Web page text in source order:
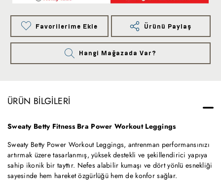
Favorilerime Ekle Ürünü Paylaş
Hangi Mağazada Var?
ÜRÜN BILGILERI
Sweaty Betty Fitness Bra Power Workout Leggings
Sweaty Betty Power Workout Leggings, antrenman performansınızı
artırmak üzere tasarlanmış, yüksek destekli ve şekillendirici yapıya
sahip ikonik bir tayttır. Nefes alabilir kumaşı ve dört yönlü esnekliği
sayesinde hem hareket özgürlüğü hem de konfor sağlar.